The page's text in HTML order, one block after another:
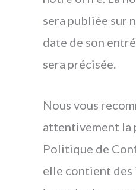
sera publiée sur
date de son
sera précisée.
Nous vous
attentivement la
Politique de
elle contient